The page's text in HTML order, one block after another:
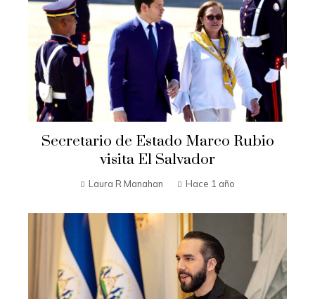
Secretario de Estado Marco Rubio
visita El Salvador
Laura R Manahan Hace 1 año